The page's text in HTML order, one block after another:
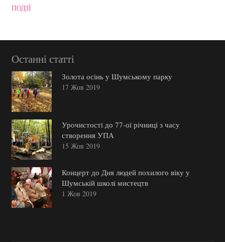
ПОДІЇ
Останні статті
Золота осінь у Шумському парку
17 Жов 2019
Урочистості до 77-ої річниці з часу
створення УПА
15 Жов 2019
Концерт до Дня людей похилого віку у
Шумській школі мистецтв
1 Жов 2019